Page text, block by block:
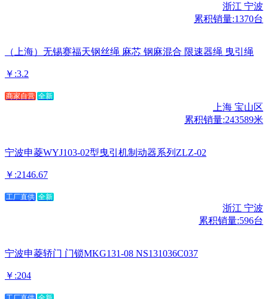
浙江 宁波
累积销量:1370台
（上海）无锡赛福天钢丝绳 麻芯 钢麻混合 限速器绳 曳引绳
￥:3.2
商家自营 全新
上海 宝山区
累积销量:243589米
宁波申菱WYJ103-02型曳引机制动器系列ZLZ-02
￥:2146.67
工厂直供 全新
浙江 宁波
累积销量:596台
宁波申菱轿门 门锁MKG131-08 NS131036C037
￥:204